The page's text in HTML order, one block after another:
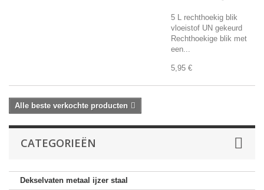
5 L rechthoekig blik
vloeistof UN gekeurd
Rechthoekige blik met
een...
5,95 €
Alle beste verkochte producten
CATEGORIEËN
Dekselvaten metaal ijzer staal